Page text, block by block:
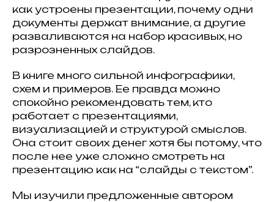
как устроены презентации, почему одни
документы держат внимание, а другие
разваливаются на набор красивых, но
разрозненных слайдов.
В книге много сильной инфографики,
схем и примеров. Ее правда можно
спокойно рекомендовать тем, кто
работает с презентациями,
визуализацией и структурой смыслов.
Она стоит своих денег хотя бы потому, что
после нее уже сложно смотреть на
презентацию как на “слайды с текстом”.
Мы изучили предложенные автором